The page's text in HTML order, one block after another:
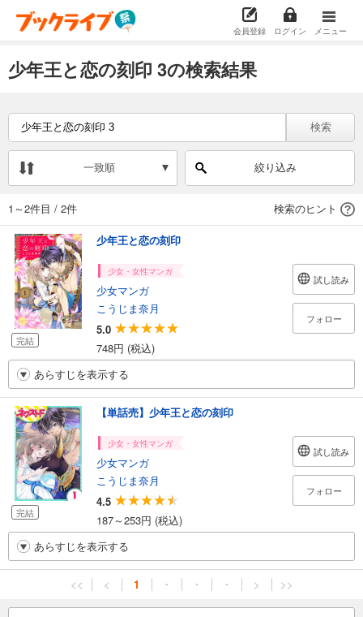
会員登録 ログイン メニュー
少年王と恋の刻印 3の検索結果
検索
一致順 絞り込み
1～2件目 / 2件 検索のヒント
完結
少年王と恋の刻印
少女・女性マンガ
少女マンガ
こうじま奈月
5.0
748円 (税込)
試し読み
フォロー
あらすじを表示する
完結
【単話売】少年王と恋の刻印
少女・女性マンガ
少女マンガ
こうじま奈月
4.5
187～253円 (税込)
試し読み
フォロー
あらすじを表示する
<< < 1 ・ ・ ・ > >>